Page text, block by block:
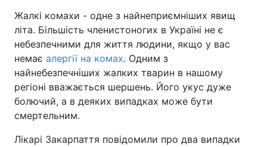
Жалкі комахи - одне з найнеприємніших явищ
літа. Більшість членистоногих в Україні не є
небезпечними для життя людини, якщо у вас
немає алергії на комах. Одним з
найнебезпечніших жалких тварин в нашому
регіоні вважається шершень. Його укус дуже
болючий, а в деяких випадках може бути
смертельним.
Лікарі Закарпаття повідомили про два випадки